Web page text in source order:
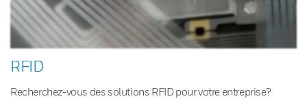
RFID
Recherchez-vous des solutions RFID pour votre entreprise?